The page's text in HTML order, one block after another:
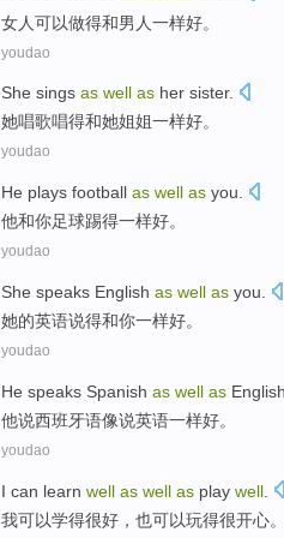
女人可以做得和男人一样好。
youdao
She sings as well as her sister.
她唱歌唱得和她姐姐一样好。
youdao
He plays football as well as you
他和你足球踢得一样好。
youdao
She speaks English as well as you
她的英语说得和你一样好。
youdao
He speaks Spanish as well as English
他说西班牙语像说英语一样好。
youdao
I can learn well as well as play well
我可以学得很好 ， 也可以玩得很开心。